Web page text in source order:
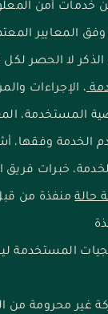
خدمات أمن
المعايير
لا الحصر لكل
، الإجراءات
المستخدمة،
الخدمة وفقها،
خبرات فريق
حالةمنفذة من
المستخدمة
غير محرومة من